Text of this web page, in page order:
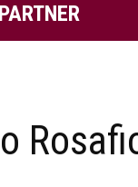
PARTNER